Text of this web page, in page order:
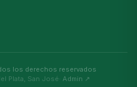
los derechos reservados
Plata, San José· Admin ↗